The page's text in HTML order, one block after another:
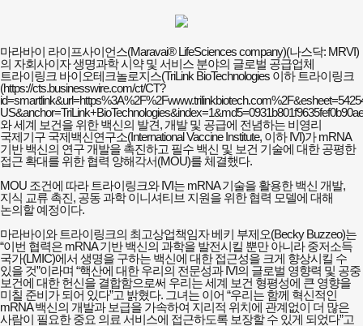
마라바이 라이프사이언스(Maravai® LifeSciences company)(나스닥: MRVI)
의 자회사이자 생명과학 시약 및 서비스 분야의 글로벌 공급업체
트라이링크 바이오테크놀로지스(TriLink BioTechnologies 이하 트라이링크
(https://cts.businesswire.com/ct/CT?
id=smartlink&url=https%3A%2F%2F
와세계 보건을 위한 백신의 발견, 개발 및 공급에 전념하는 비영리
국제기구 국제백신연구소(International Vaccine Institute, 이하 IVI)가 mRNA
기반 백신의 연구 개발을 촉진하고 필수 백신 및 보건 기술에 대한 공평한
접근 확대를 위한 협력 양해각서(MOU)를 체결했다.
MOU 조건에 따라 트라이링크와 IVI는 mRNA 기술을 활용한 백신 개발,
지식 교류 촉진, 공동 과학 이니셔티브 지원을 위한 협력 모델에 대해
논의할 예정이다.
마라바이와 트라이링크의 최고상업책임자 베키 부제오(Becky Buzzeo)는
“이번 협력은 mRNA 기반 백신의 과학을 발전시킬 뿐만 아니라 중저소득
국가(LMIC)에서 생명을 구하는 백신에 대한 접근성을 크게 향상시킬 수
있을 것”이라며 “핵산에 대한 우리의 전문성과 IVI의 글로벌 영향력 및 공중
보건에 대한 헌신을 결합함으로써 우리는 세계 보건 형평성에 큰 영향을
미칠 준비가 되어 있다”고 밝혔다. 그녀는 이어 “우리는 함께 혁신적인
mRNA 백신의 개발과 보급을 가속하여 지리적 위치에 관계없이 더 많은
사람이 필요한 중요 의료 서비스에 접근하도록 보장할 수 있게 되었다”고